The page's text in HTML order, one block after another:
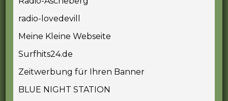
radio-lovedevill
Meine Kleine Webseite
Surfhits24.de
Zeitwerbung für Ihren Banner
BLUE NIGHT STATION